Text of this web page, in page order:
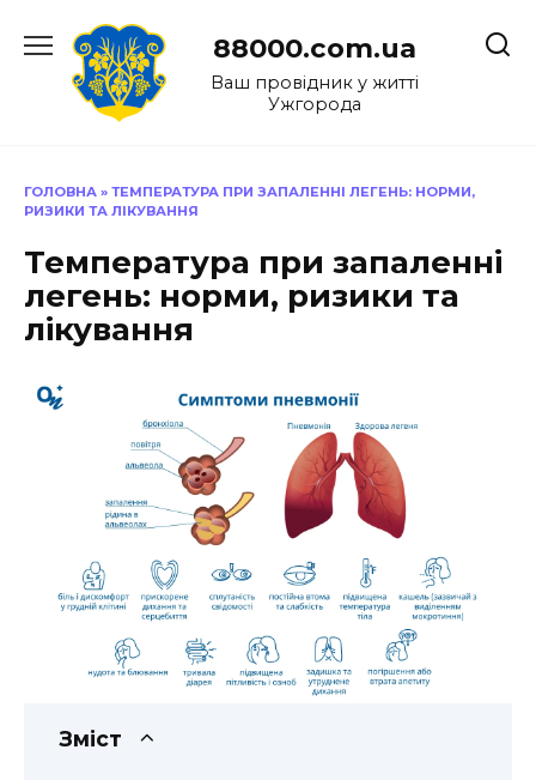
до
88000.com.ua
Ваш провідник у житті
Ужгорода
ГОЛОВНА » ТЕМПЕРАТУРА ПРИ ЗАПАЛЕННІ ЛЕГЕНЬ: НОРМИ,
РИЗИКИ ТА ЛІКУВАННЯ
Температура при запаленні
легень: норми, ризики та
лікування
Зміст